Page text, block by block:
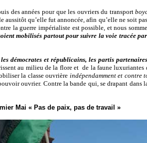
des années pour que les ouvriers du transport
qu’elle fut annoncée, afin qu’elle ne soit
la guerre impérialiste est possible, et nous
mobilisés partout pour suivre la voie tracée
démocrates et républicains, les partis
au milieu de la flore et de la faune luxuriantes
la classe ouvrière indépendamment et contre
ouvrier. Contre la bande qui, se drapant dans
Mai « Pas de paix, pas de travail »